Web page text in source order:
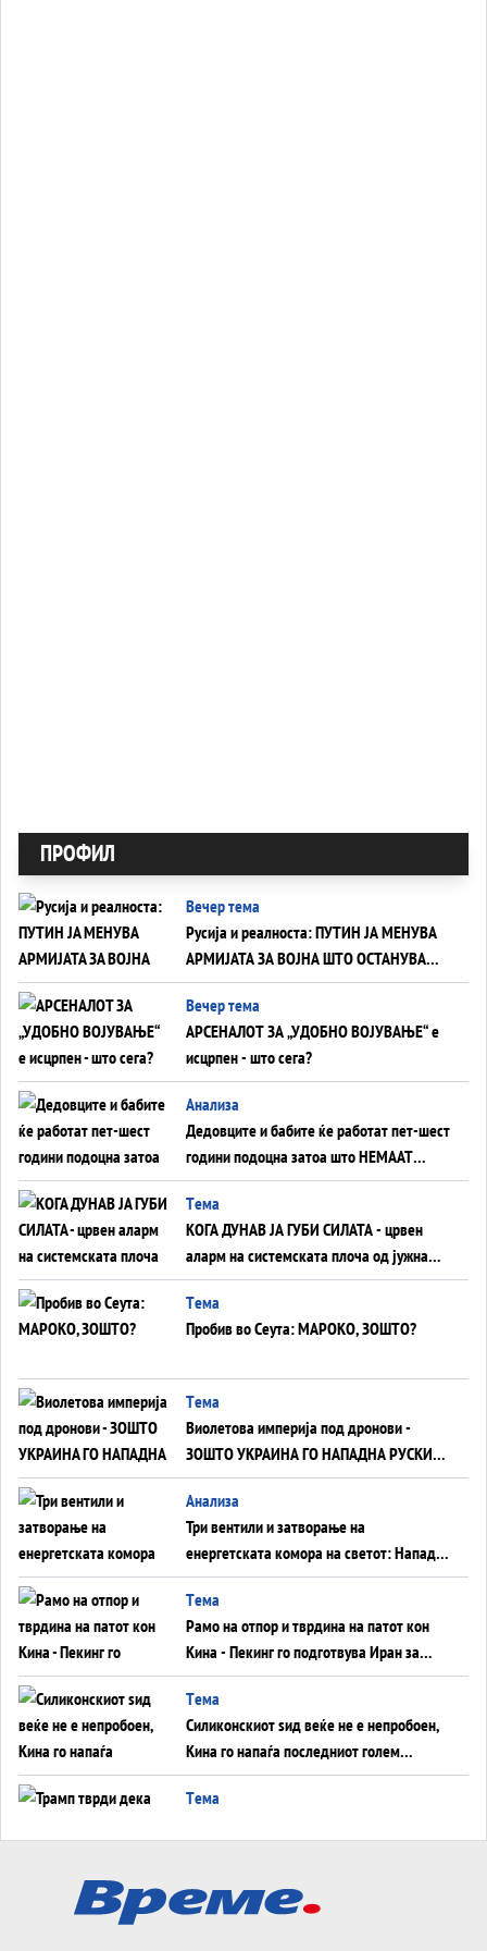
ПРОФИЛ
Вечер тема
Русија и реалноста: ПУТИН ЈА МЕНУВА
АРМИЈАТА ЗА ВОЈНА ШТО ОСТАНУВА
БЕЗ ФРОНТ
Вечер тема
АРСЕНАЛОТ ЗА „УДОБНО ВОЈУВАЊЕ“ е
исцрпен - што сега?
Анализа
Дедовците и бабите ќе работат пет-шест
години подоцна затоа што НЕМААТ
ВНУЦИ ДА ГИ ЗАМЕНАТ
Tема
КОГА ДУНАВ ЈА ГУБИ СИЛАТА - црвен
аларм на системската плоча од јужна
Германија до Црното Море...
Tема
Пробив во Сеута: МАРОКО, ЗОШТО?
Tема
Виолетова империја под дронови -
ЗОШТО УКРАИНА ГО НАПАДНА РУСКИОТ
WILDBERRIES
Aнализа
Три вентили и затворање на
енергетската комора на светот: Нападот
во Суец најавува глобален енергетски
инфаркт?
Tема
Рамо на отпор и тврдина на патот кон
Кина - Пекинг го подготвува Иран за
американска копнена инвазија
Tема
Силиконскиот ѕид веќе не е непробоен,
Кина го напаѓа последниот голем
монопол на Западот?
Tема
Tема
ДЛАБОКО УДОЛУ: Сметководствените